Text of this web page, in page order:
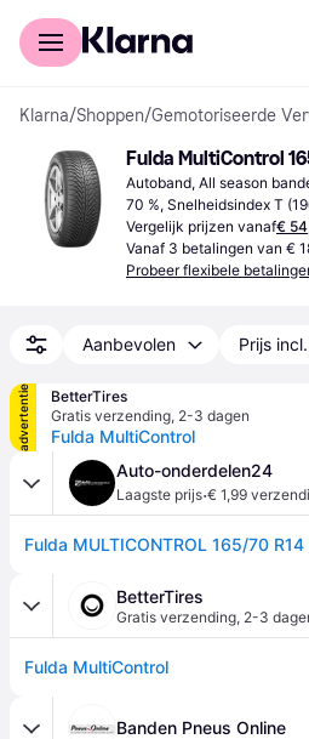
Voor shoppers
Klarna/Shoppen/Gemotoriseerde
Fulda MultiControl
Autoband, All season
70 %, Snelheidsindex T
Vergelijk prijzen vanaf€
Vanaf 3 betalingen van €
Probeer flexibele
Aanbevolen Prijs
advertentie
BetterTires
Gratis verzending, 2-3 dagen
Fulda MultiControl
Auto-onderdelen24
Laagste prijs·€ 1,99
BetterTires
Gratis verzending, 2-3
Fulda MultiControl
Banden Pneus Online